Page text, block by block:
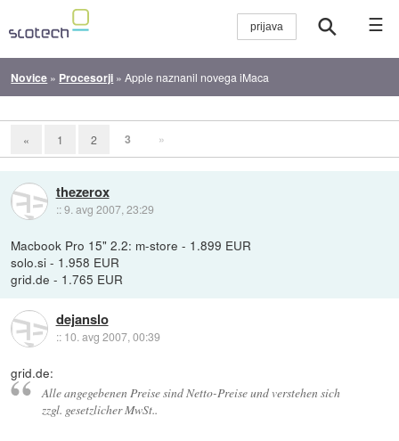
☰
Novice » Procesorji »Apple naznanil novega iMaca
« 1 2 3 »
thezerox
::9. avg 2007, 23:29
Macbook Pro 15" 2.2: m-store - 1.899 EUR
solo.si - 1.958 EUR
grid.de - 1.765 EUR
dejanslo
:: 10. avg 2007, 00:39
grid.de:
Alle angegebenen Preise sind Netto-Preise und verstehen sich
zzgl. gesetzlicher MwSt..